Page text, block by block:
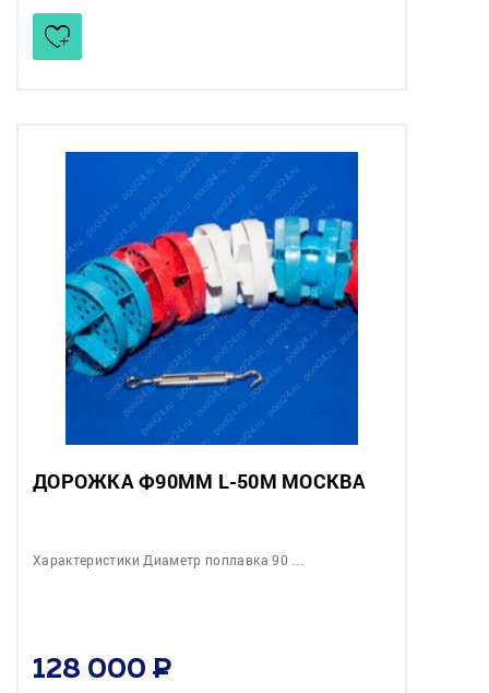
ДОРОЖКА Ф90ММ L-50М МОСКВА
Характеристики Диаметр поплавка 90 …
128 000